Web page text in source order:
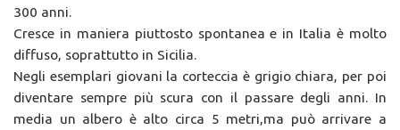
300 anni.
Cresce in maniera piuttosto spontanea e in Italia è molto
diffuso, soprattutto in Sicilia.
Negli esemplari giovani la corteccia è grigio chiara, per poi
diventare sempre più scura con il passare degli anni. In
media un albero è alto circa 5 metri,ma può arrivare a